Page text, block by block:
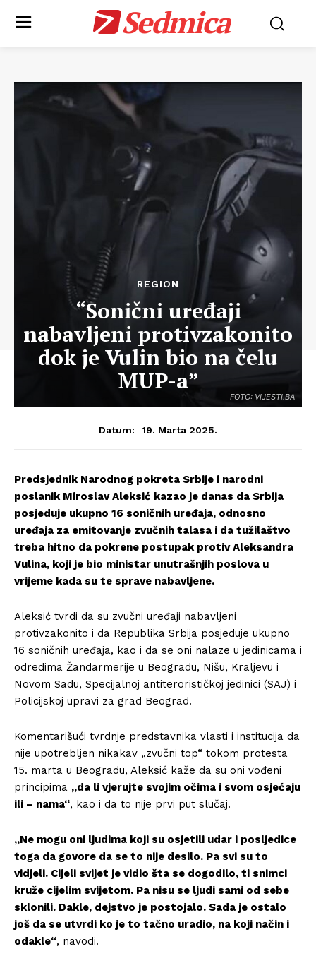
Sedmica
FOTO: VIJESTI.BA
REGION
“Sonični uređaji
nabavljeni protivzakonito
dok je Vulin bio na čelu
MUP-a”
Datum: 19. Marta 2025.
Predsjednik Narodnog pokreta Srbije i narodni
poslanik Miroslav Aleksić kazao je danas da Srbija
posjeduje ukupno 16 soničnih uređaja, odnosno
uređaja za emitovanje zvučnih talasa i da tužilaštvo
treba hitno da pokrene postupak protiv Aleksandra
Vulina, koji je bio ministar unutrašnjih poslova u
vrijeme kada su te sprave nabavljene.
Aleksić tvrdi da su zvučni uređaji nabavljeni
protivzakonito i da Republika Srbija posjeduje ukupno
16 soničnih uređaja, kao i da se oni nalaze u jedinicama i
odredima Žandarmerije u Beogradu, Nišu, Kraljevu i
Novom Sadu, Specijalnoj antiterorističkoj jedinici (SAJ) i
Policijskoj upravi za grad Beograd.
Komentarišući tvrdnje predstavnika vlasti i institucija da
nije upotrebljen nikakav „zvučni top“ tokom protesta
15. marta u Beogradu, Aleksić kaže da su oni vođeni
principima „da li vjerujte svojim očima i svom osjećaju
ili – nama“, kao i da to nije prvi put slučaj.
„Ne mogu oni ljudima koji su osjetili udar i posljedice
toga da govore da se to nije desilo. Pa svi su to
vidjeli. Cijeli svijet je vidio šta se dogodilo, ti snimci
kruže cijelim svijetom. Pa nisu se ljudi sami od sebe
sklonili. Dakle, dejstvo je postojalo. Sada je ostalo
još da se utvrdi ko je to tačno uradio, na koji način i
odakle“, navodi.